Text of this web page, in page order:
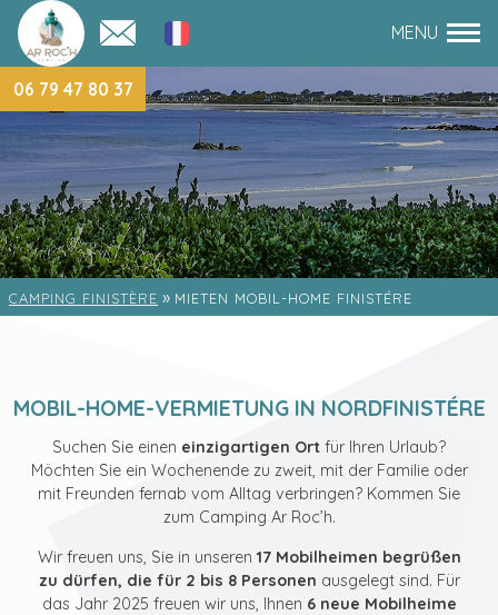
06 79 47 80 37
CAMPING FINISTÈRE » MIETEN MOBIL-HOME FINISTÉRE
MOBIL-HOME-VERMIETUNG IN NORDFINISTÉRE
Suchen Sie einen einzigartigen Ort für Ihren Urlaub?
Möchten Sie ein Wochenende zu zweit, mit der Familie oder
mit Freunden fernab vom Alltag verbringen? Kommen Sie
zum Camping Ar Roc’h.
Wir freuen uns, Sie in unseren17 Mobilheimen begrüßen
zu dürfen, die für 2 bis 8 Personen ausgelegt sind. Für
das Jahr 2025 freuen wir uns, Ihnen 6 neue Mobilheime